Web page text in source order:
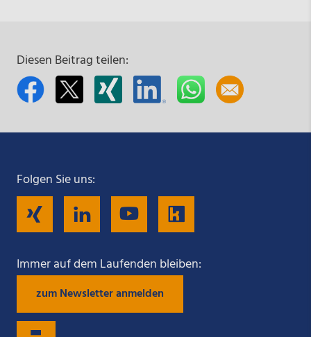
Diesen Beitrag teilen:
Folgen Sie uns:
Folgen
Sie
uns
Folgen
Sie
uns
Folgen
Sie
uns
Sie
Immer auf dem Laufenden bleiben:
zum Newsletter anmelden